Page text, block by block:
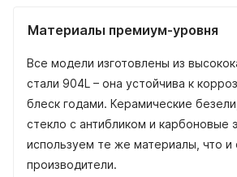
Материалы премиум-уровня
Все модели изготовлены из
стали 904L – она устойчива к
блеск годами. Керамические
стекло с антибликом и карбоновые
используем те же материалы, что и
производители.